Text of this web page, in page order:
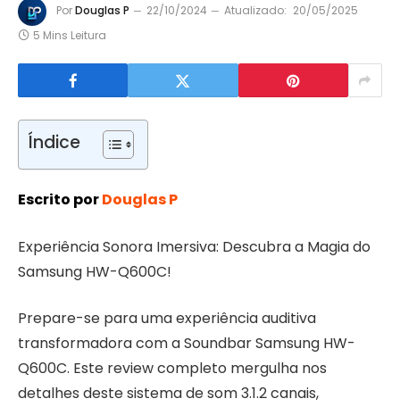
PorDouglas P 22/10/2024 Atualizado: 20/05/2025
5 Mins Leitura
Índice
Escrito porDouglas P
Experiência Sonora Imersiva: Descubra a Magia do
Samsung HW-Q600C!
Prepare-se para uma experiência auditiva
transformadora com a Soundbar Samsung HW-
Q600C. Este review completo mergulha nos
detalhes deste sistema de som 3.1.2 canais,